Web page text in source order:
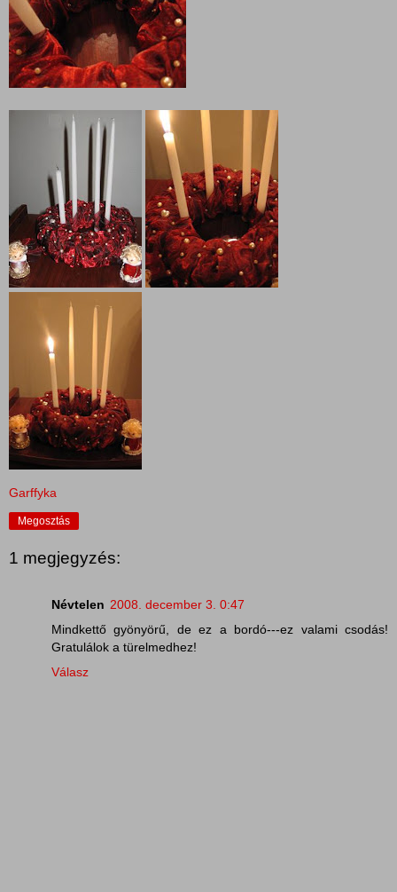
Garffyka
Megosztás
1 megjegyzés:
Névtelen 2008. december 3. 0:47
Mindkettő gyönyörű, de ez a bordó---ez valami csodás!
Gratulálok a türelmedhez!
Válasz